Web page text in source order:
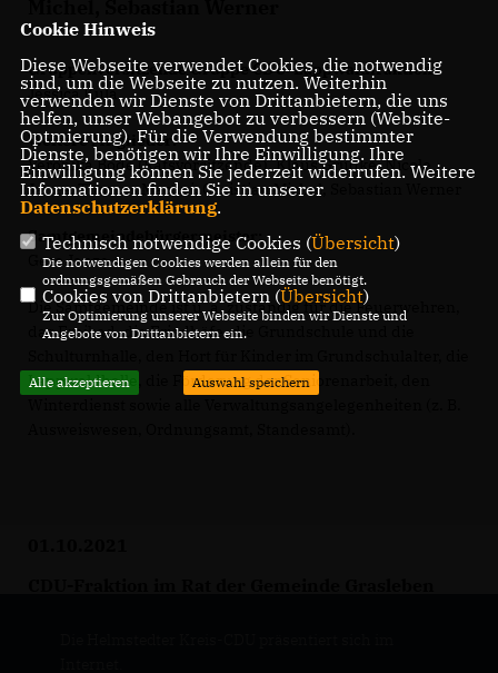
Michel, Sebastian Werner
Gruppenvorsitzende Gruppe CDU-Lappwaldfraktion:
Jessica Kula
Weitere Mitglieder:
Veronika Bode (Ratsvorsitzende), Klaus Grudke, Nicole
Janze, Thomas Martini, Christian Michel, Sebastian Werner
Samtgemeindebürgermeister:
Gero Janze
Die Samtgemeinde ist u. a. zuständig für die Feuerwehren,
das Freibad, die Friedhöfe, die Grundschule und die
Lappwaldhalle, die Förderung der Seniorenarbeit, den
Cookie Hinweis
Diese Webseite verwendet Cookies, die notwendig
sind, um die Webseite zu nutzen. Weiterhin
verwenden wir Dienste von Drittanbietern, die uns
helfen, unser Webangebot zu verbessern (Website-
Optmierung). Für die Verwendung bestimmter
Dienste, benötigen wir Ihre Einwilligung. Ihre
Einwilligung können Sie jederzeit widerrufen. Weitere
Informationen finden Sie in unserer
Datenschutzerklärung.
Technisch notwendige Cookies (Übersicht)
Die notwendigen Cookies werden allein für den
ordnungsgemäßen Gebrauch der Webseite benötigt.
Cookies von Drittanbietern (Übersicht)
Zur Optimierung unserer Webseite binden wir Dienste und
Angebote von Drittanbietern ein.
Alle akzeptieren Auswahl speichern